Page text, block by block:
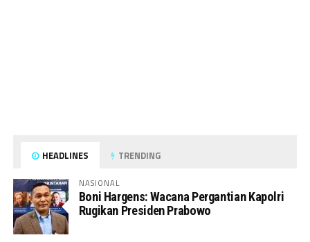
HEADLINES TRENDING
NASIONAL
Boni Hargens: Wacana Pergantian Kapolri
Rugikan Presiden Prabowo